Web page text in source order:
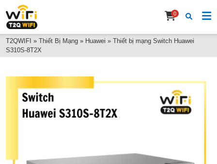
0
T2QWIFI » Thiết Bị Mạng » Huawei » Thiết bị mạng Switch Huawei
S310S-8T2X